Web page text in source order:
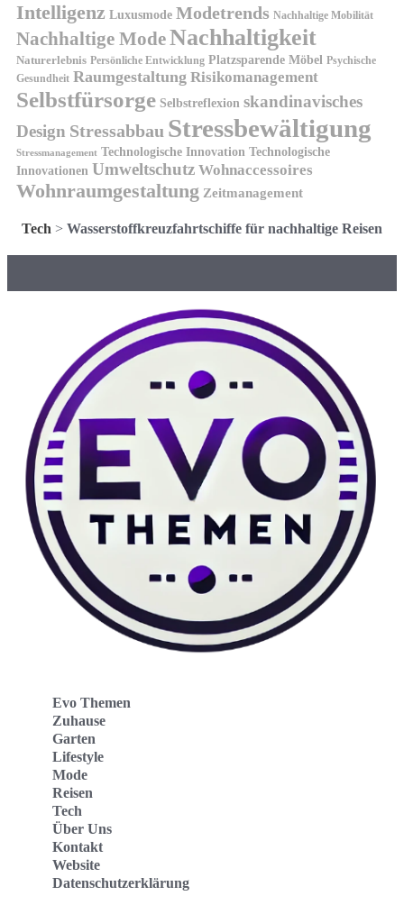
Intelligenz Luxusmode Modetrends Nachhaltige Mobilität
Nachhaltige ModeNachhaltigkeit
Naturerlebnis Persönliche Entwicklung Platzsparende Möbel Psychische
Gesundheit Raumgestaltung Risikomanagement
Selbstfürsorge Selbstreflexion skandinavisches
Design Stressabbau Stressbewältigung
Stressmanagement Technologische Innovation Technologische
Innovationen Umweltschutz Wohnaccessoires
Wohnraumgestaltung Zeitmanagement
Tech > Wasserstoffkreuzfahrtschiffe für nachhaltige Reisen
Evo Themen
Zuhause
Garten
Lifestyle
Mode
Reisen
Tech
Über Uns
Kontakt
Website
Datenschutzerklärung